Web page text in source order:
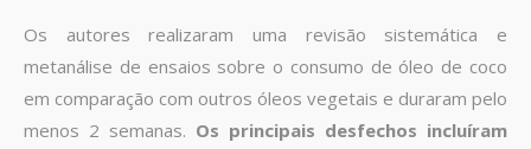
Os autores realizaram uma revisão sistemática e
metanálise de ensaios sobre o consumo de óleo de coco
em comparação com outros óleos vegetais e duraram pelo
menos 2 semanas. Os principais desfechos incluíram